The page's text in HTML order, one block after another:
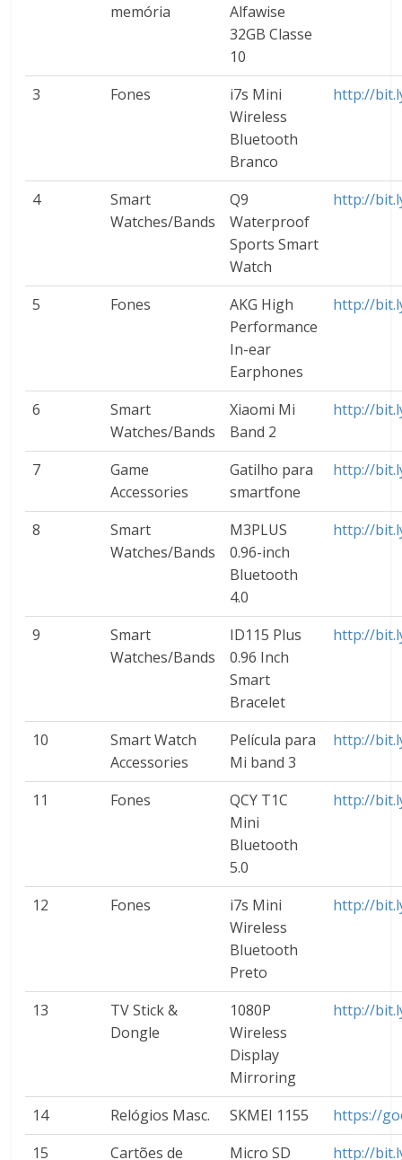
memória
Alfawise
32GB Classe
10
3 Fones
i7s Mini
Wireless
Bluetooth
Branco
http://
4
Smart
Watches/Bands
Q9
Waterproof
Sports Smart
Watch
http://
5 Fones
AKG High
Performance
In-ear
Earphones
http://
6
Smart
Watches/Bands
Xiaomi Mi
Band 2
http://
7
Game
Accessories
Gatilho para
smartfone
http://
8
Smart
Watches/Bands
M3PLUS
0.96-inch
Bluetooth
4.0
http://
9
Smart
Watches/Bands
ID115 Plus
0.96 Inch
Smart
Bracelet
http://
10
Smart Watch
Accessories
Película para
Mi band 3
http://
11 Fones
QCY T1C
Mini
Bluetooth
5.0
http://
12 Fones
i7s Mini
Wireless
Bluetooth
Preto
http://
13
TV Stick &
Dongle
1080P
Wireless
Display
Mirroring
http://
14 Relógios Masc. SKMEI 1155
https://
15
Cartões de
Micro SD
http://